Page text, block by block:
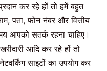
कर रहे हों तो हमें बहुत
,पता,फोन नंबर और वित्तीय
आपको सतर्क रहना चाहिए।
खरीदारी आदि कर रहे हों तो
नेटवर्किंग साइटों का उपयोग कर